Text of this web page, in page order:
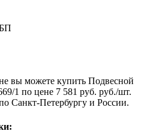
вы можете купить Подвесной
1 по цене 7 581 руб. руб./шт.
Санкт-Петербургу и России.